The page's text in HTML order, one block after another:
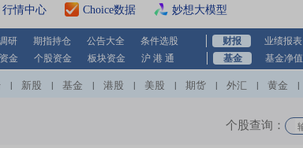
行情中心 Choice数据 妙想大模型
研 期指持仓 公告大全 条件选股 财报 业绩报表
金 个股资金 板块资金 沪 港 通 基金 基金净值
新股 基金 港股 美股 期货 外汇 黄金
个股查询：